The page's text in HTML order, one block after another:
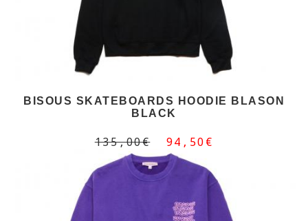
BISOUS SKATEBOARDS HOODIE BLASON
BLACK
135,00€ 94,50€